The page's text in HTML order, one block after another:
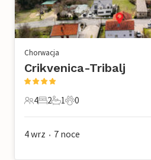
Chorwacja
Crikvenica-Tribalj
4 Goście
4
2 Sypialnie
2
1 Łazienka
1
0 Zwierzęta domowe
0
4 wrz • 7 noce